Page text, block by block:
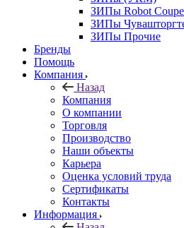
ЗИПы Robot Coupe
ЗИПы
ЗИПы Прочие
Бренды
Помощь
Компания
Назад
Компания
О компании
Торговля
Производство
Наши объекты
Карьера
Оценка условий труда
Сертификаты
Контакты
Информация